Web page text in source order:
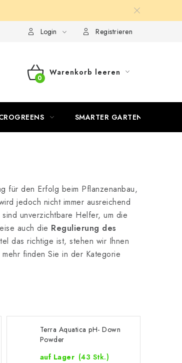
Login Registrieren
WARENKORB
Warenkorb leeren
SMARTER GARTEN
für den Erfolg beim Pflanzenanbau,
jedoch nicht immer ausreichend
sind unverzichtbare Helfer, um die
auch die Regulierung des
das richtige ist, stehen wir Ihnen
finden Sie in der Kategorie
Terra Aquatica pH- Down
Powder
auf Lager (43 Stk.)